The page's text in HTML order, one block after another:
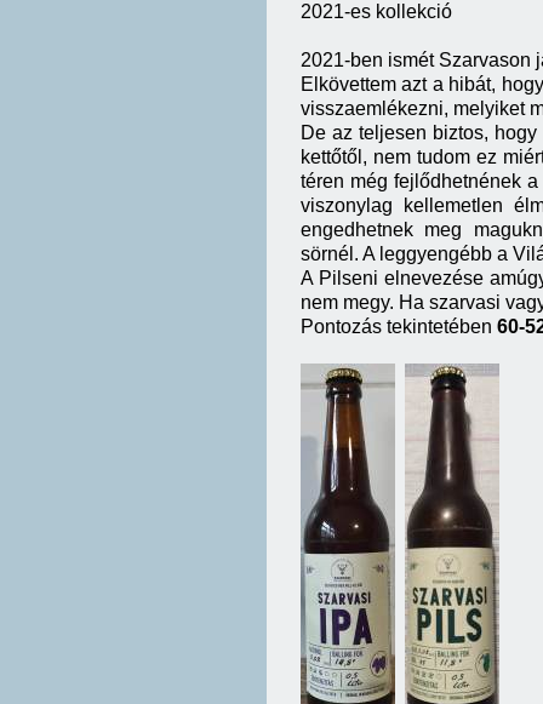
2021-es kollekció
2021-ben ismét Szarvason
Elkövettem azt a hibát,
visszaemlékezni, melyiket
De az teljesen biztos,
kettőtől, nem tudom ez
téren még fejlődhetnének
viszonylag kellemetlen
engedhetnek meg
sörnél. A leggyengébb a
A Pilseni elnevezése
nem megy. Ha szarvasi
Pontozás tekintetében 60-